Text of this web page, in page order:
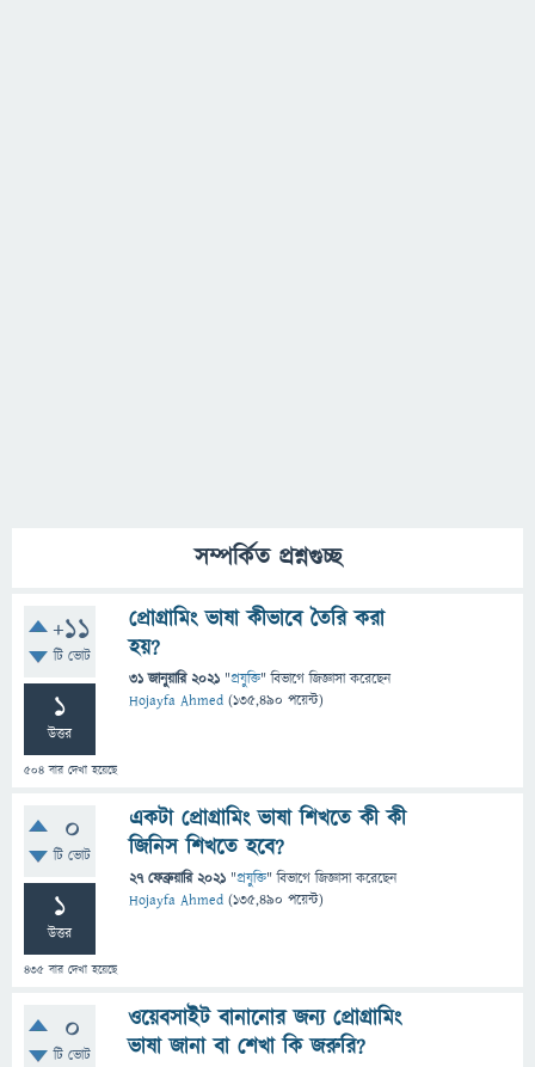
সম্পর্কিত প্রশ্নগুচ্ছ
+11
টি ভোট
1
উত্তর
504 বার দেখা হয়েছে
প্রোগ্রামিং ভাষা কীভাবে তৈরি করা
হয়?
31 জানুয়ারি 2021 "প্রযুক্তি" বিভাগে জিজ্ঞাসাকরেছেন
Hojayfa Ahmed (135,490 পয়েন্ট)
0
টি ভোট
1
উত্তর
435 বার দেখা হয়েছে
একটা প্রোগ্রামিং ভাষা শিখতে কী কী
জিনিস শিখতে হবে?
27 ফেব্রুয়ারি 2021 "প্রযুক্তি" বিভাগে জিজ্ঞাসাকরেছেন
Hojayfa Ahmed (135,490 পয়েন্ট)
0
টি ভোট
ওয়েবসাইট বানানোর জন্য প্রোগ্রামিং
ভাষা জানা বা শেখা কি জরুরি?